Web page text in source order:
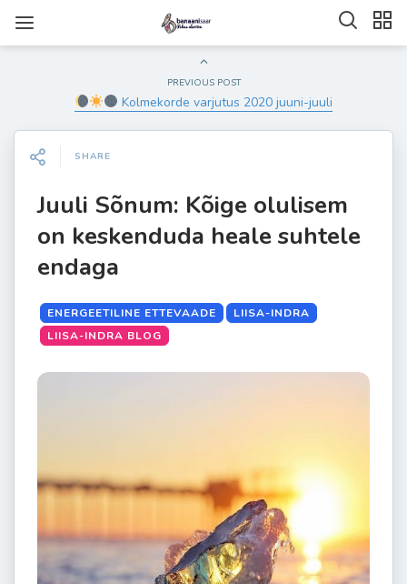
PREVIOUS POST
Kolmekorde varjutus 2020 juuni-juuli
SHARE
Juuli Sõnum: Kõige olulisem
on keskenduda heale suhtele
endaga
ENERGEETILINE ETTEVAADE
LIISA-INDRA
LIISA-INDRA BLOG